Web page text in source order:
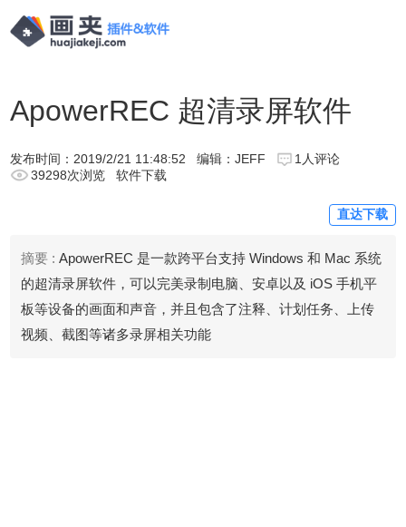
ApowerREC 超清录屏软件
发布时间： 2019/2/21 11:48:52 编辑：JEFF
1人评论
39298次浏览
软件下载
直达下载
摘要 : ApowerREC 是一款跨平台支持 Windows 和 Mac 系统
的超清录屏软件，可以完美录制电脑、安卓以及 iOS 手机平
板等设备的画面和声音，并且包含了注释、计划任务、上传
视频、截图等诸多录屏相关功能